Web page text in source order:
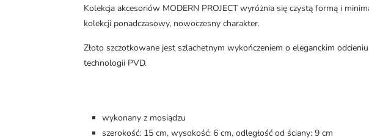
Kolekcja akcesoriów MODERN PROJECT wyróżnia się czystą formą i
kolekcji ponadczasowy, nowoczesny charakter.
Złoto szczotkowane jest szlachetnym wykończeniem o eleganckim
technologii PVD.
wykonany z mosiądzu
szerokość: 15 cm, wysokość: 6 cm, odległość od ściany: 9 cm